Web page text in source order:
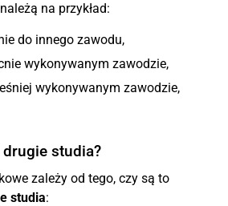
na przykład:
do innego zawodu,
wykonywanym zawodzie,
wykonywanym zawodzie,
studia?
zależy od tego, czy są to
studia: